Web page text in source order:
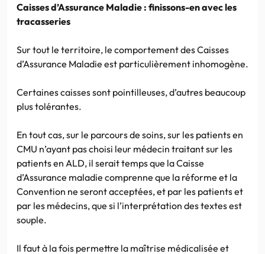
Caisses d’Assurance Maladie : finissons-en avec les
tracasseries
Sur tout le territoire, le comportement des Caisses
d’Assurance Maladie est particulièrement inhomogène.
Certaines caisses sont pointilleuses, d’autres beaucoup
plus tolérantes.
En tout cas, sur le parcours de soins, sur les patients en
CMU n’ayant pas choisi leur médecin traitant sur les
patients en ALD, il serait temps que la Caisse
d’Assurance maladie comprenne que la réforme et la
Convention ne seront acceptées, et par les patients et
par les médecins, que si l’interprétation des textes est
souple.
Il faut à la fois permettre la maîtrise médicalisée et